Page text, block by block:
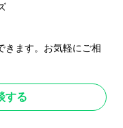
きます。お気軽にご相
する